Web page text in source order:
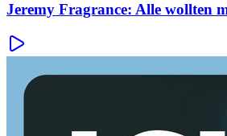
Jeremy Fragrance: Alle wollten